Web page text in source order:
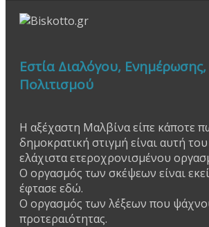
Εστία Διαλόγου, Ενημέρωσης,
Πολιτισμού
Η αξέχαστη Μαλβίνα είπε κάποτε
δημοκρατική στιγμή είναι αυτή
ελάχιστα ετεροχρονισμένου
Ο οργασμός των σκέψεων είναι
έφτασε εδώ.
Ο οργασμός των λέξεων που
προτεραιότητας.